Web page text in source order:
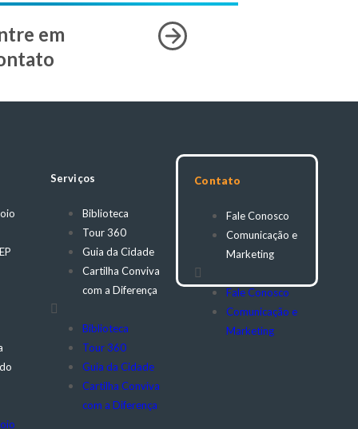
em
Serviços
Biblioteca
Tour 360
Guia da Cidade
Cartilha Conviva
com a Diferença
Biblioteca
Tour 360
Guia da Cidade
Cartilha Conviva
com a Diferença
Contato
Fale Conosco
Comunicação e
Marketing
Fale Conosco
Comunicação e
Marketing